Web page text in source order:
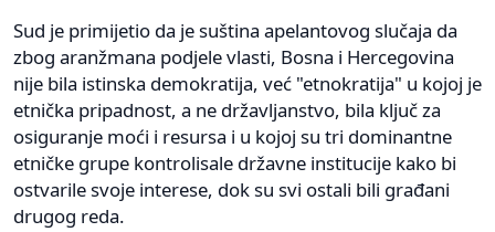
Sud je primijetio da je suština apelantovog slučaja da
zbog aranžmana podjele vlasti, Bosna i Hercegovina
nije bila istinska demokratija, već "etnokratija" u kojoj je
etnička pripadnost, a ne državljanstvo, bila ključ za
osiguranje moći i resursa i u kojoj su tri dominantne
etničke grupe kontrolisale državne institucije kako bi
ostvarile svoje interese, dok su svi ostali bili građani
drugog reda.